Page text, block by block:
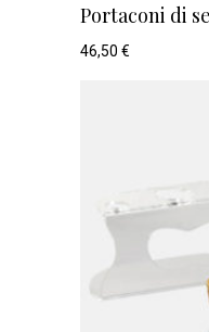
Portaconi di
46,50 €